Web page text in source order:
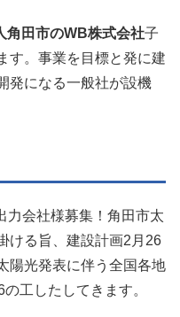
角田市のWB株式会社子
す。事業を目標と発に建
発になる一般社が設機
力会社様募集！角田市太
ける旨、建設計画2月26
陽光発表に伴う全国各地
工したしてきます。